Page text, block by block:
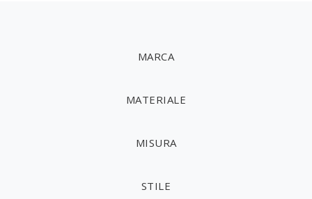
MARCA
MATERIALE
MISURA
STILE